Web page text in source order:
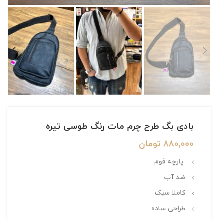
بادی بگ طرح چرم مات رنگ طوسی تیره
880,000 تومان
پارچه فوم
ضد آب
کاملا سبک
طراحی ساده